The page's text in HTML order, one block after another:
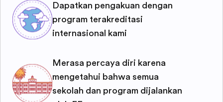
Dapatkan pengakuan dengan
program terakreditasi
internasional kami
Merasa percaya diri karena
mengetahui bahwa semua
sekolah dan program dijalankan